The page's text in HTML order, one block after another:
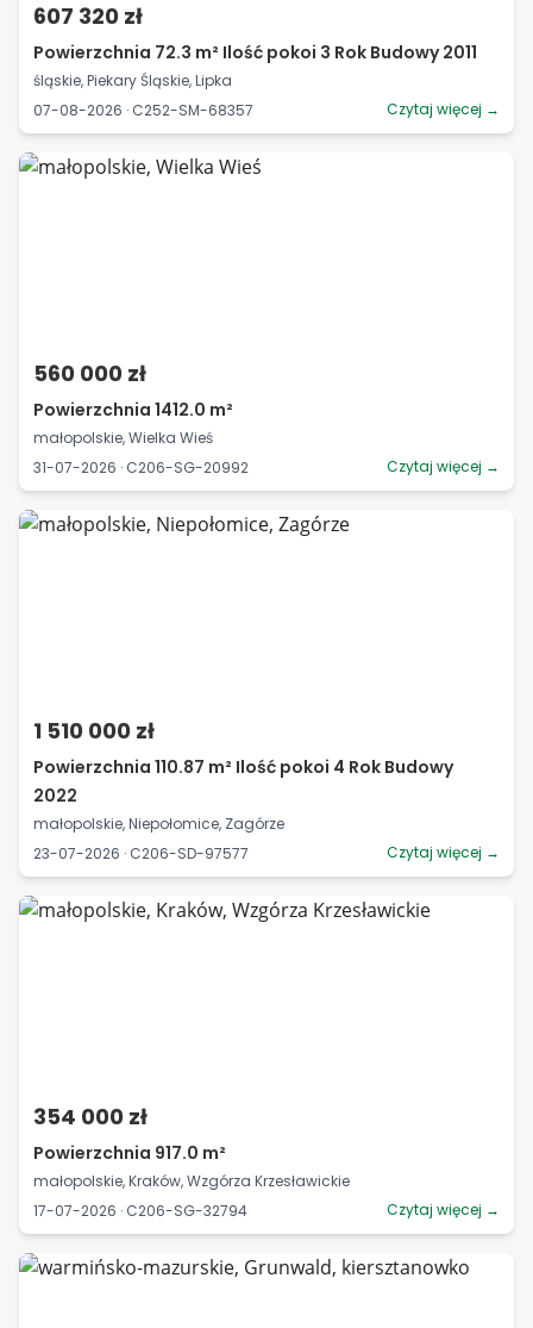
607 320 zł
Powierzchnia 72.3 m² Ilość pokoi 3 Rok Budowy 2011
śląskie, Piekary Śląskie, Lipka
07-08-2026 · C252-SM-68357
Czytaj więcej →
560 000 zł
Powierzchnia 1412.0 m²
małopolskie, Wielka Wieś
31-07-2026 · C206-SG-20992
Czytaj więcej →
1 510 000 zł
Powierzchnia 110.87 m² Ilość pokoi 4 Rok Budowy
2022
małopolskie, Niepołomice, Zagórze
23-07-2026 · C206-SD-97577
Czytaj więcej →
354 000 zł
Powierzchnia 917.0 m²
małopolskie, Kraków, Wzgórza Krzesławickie
17-07-2026 · C206-SG-32794
Czytaj więcej →